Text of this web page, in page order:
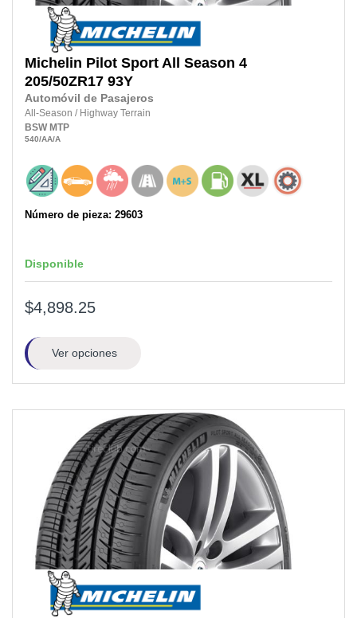
Michelin Pilot Sport All Season 4
205/50ZR17 93Y
Automóvil de Pasajeros
All-Season / Highway Terrain
BSW MTP
540/AA/A
Número de pieza: 29603
Disponible
$4,898.25
Ver opciones